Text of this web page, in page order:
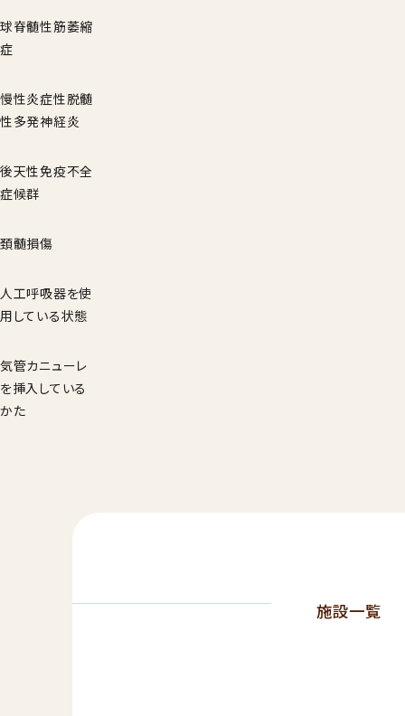
球脊髄性筋萎縮
症
慢性炎症性脱髄
性多発神経炎
後天性免疫不全
症候群
頚髄損傷
人工呼吸器を使
用している状態
気管カニューレ
を挿入している
かた
施設一覧